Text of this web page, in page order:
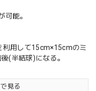
可能。
用して15cm×15cmのミ
(半結球)になる。
見る